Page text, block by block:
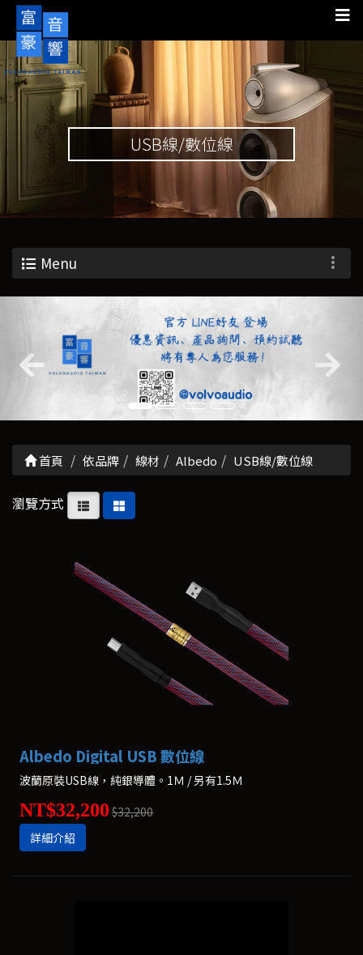
USB線/數位線
Menu
首頁 依品牌 線材 Albedo USB線/數位線
瀏覽方式
Albedo Digital USB 數位線
波蘭原裝USB線，純銀導體。1Ｍ / 另有1.5Ｍ
NT$32,200 $32,200
詳細介紹